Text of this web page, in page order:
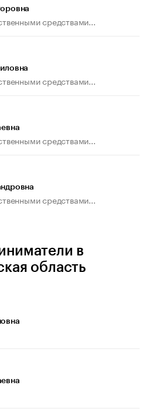
средствами...
средствами...
средствами...
средствами...
в
область